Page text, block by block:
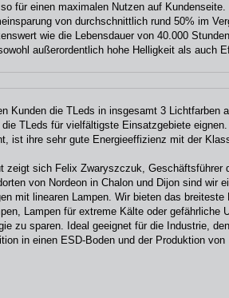
für einen maximalen Nutzen auf
von durchschnittlich rund 50% im
wie die Lebensdauer von 40.000
außerordentlich hohe Helligkeit als auch
Kunden die TLeds in insgesamt 3 Lichtfarben
TLeds für vielfältigste Einsatzgebiete
ist ihre sehr gute Energieeffizienz mit der
zeigt sich Felix Zwaryszczuk, Geschäftsführer
von Nordeon in Chalon und Dijon sind wir
mit linearen Lampen. Wir bieten das
Lampen für extreme Kälte oder gefährliche
zu sparen. Ideal geeignet für die Industrie,
in einen ESD-Boden und der Produktion